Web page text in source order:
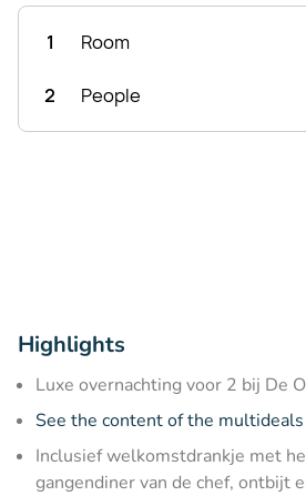
1 Room
2 People
Highlights
Luxe overnachting voor 2 bij De
See the content of the multideals
Inclusief welkomstdrankje met
gangendiner van de chef, ontbijt